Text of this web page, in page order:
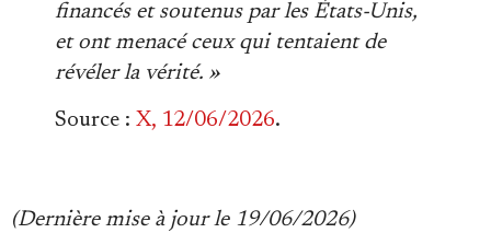
financés et soutenus par les États-Unis,
et ont menacé ceux qui tentaient de
révéler la vérité. »
Source : X, 12/06/2026.
(Dernière mise à jour le 19/06/2026)